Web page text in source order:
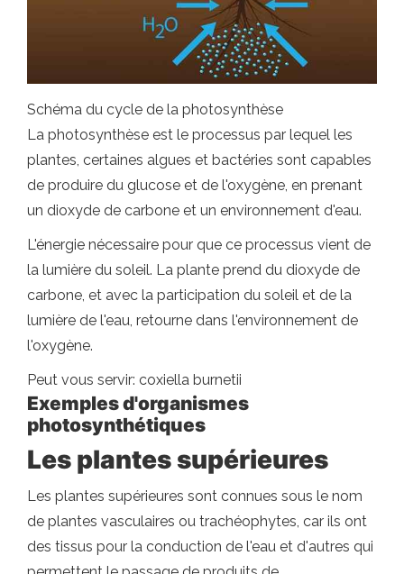
Schéma du cycle de la photosynthèse
La photosynthèse est le processus par lequel les
plantes, certaines algues et bactéries sont capables
de produire du glucose et de l'oxygène, en prenant
un dioxyde de carbone et un environnement d'eau.
L'énergie nécessaire pour que ce processus vient de
la lumière du soleil. La plante prend du dioxyde de
carbone, et avec la participation du soleil et de la
lumière de l'eau, retourne dans l'environnement de
l'oxygène.
Peut vous servir: coxiella burnetii
Exemples d'organismes
photosynthétiques
Les plantes supérieures
Les plantes supérieures sont connues sous le nom
de plantes vasculaires ou trachéophytes, car ils ont
des tissus pour la conduction de l'eau et d'autres qui